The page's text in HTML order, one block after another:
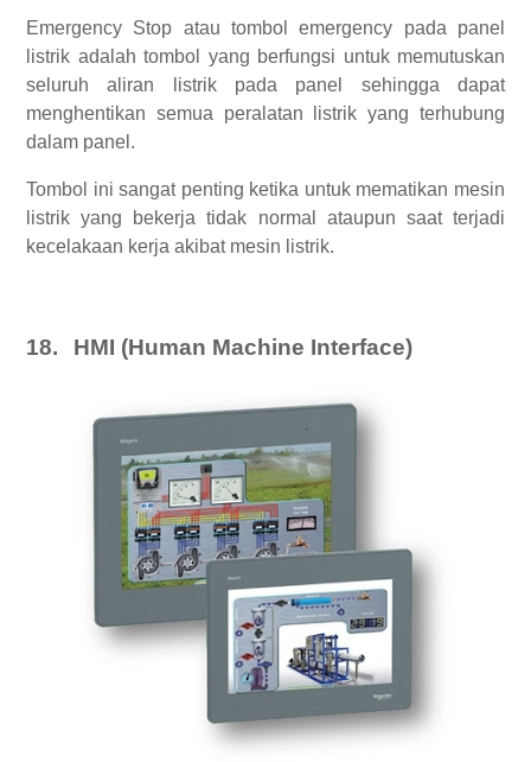
Emergency Stop atau tombol emergency pada panel
listrik adalah tombol yang berfungsi untuk memutuskan
seluruh aliran listrik pada panel sehingga dapat
menghentikan semua peralatan listrik yang terhubung
dalam panel.
Tombol ini sangat penting ketika untuk mematikan mesin
listrik yang bekerja tidak normal ataupun saat terjadi
kecelakaan kerja akibat mesin listrik.
18. HMI (Human Machine Interface)